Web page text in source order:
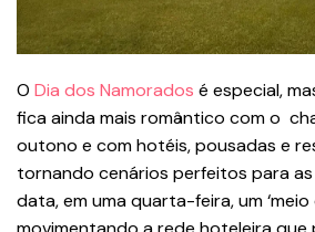
O Dia dos Namorados é especial,
fica ainda mais romântico com o
outono e com hotéis, pousadas e
tornando cenários perfeitos para as
data, em uma quarta-feira, um ‘meio